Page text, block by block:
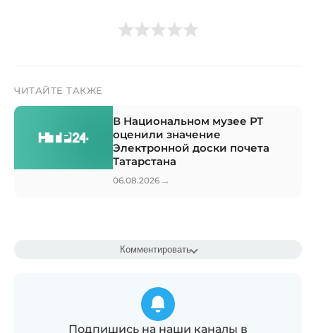
ЧИТАЙТЕ ТАКЖЕ
В Национальном музее РТ
оценили значение
Электронной доски почета
Татарстана
06.08.2026 →
Комментировать
Подпишись на наши каналы в